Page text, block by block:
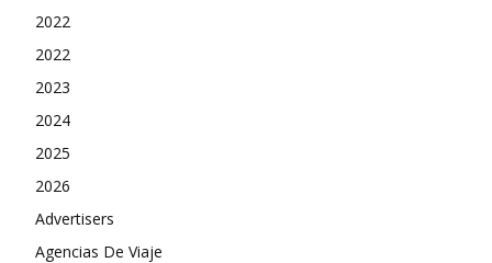
2022
2022
2023
2024
2025
2026
Advertisers
Agencias De Viaje